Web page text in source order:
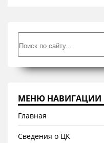
МЕНЮ НАВИГАЦИИ
Главная
Сведения о ЦК